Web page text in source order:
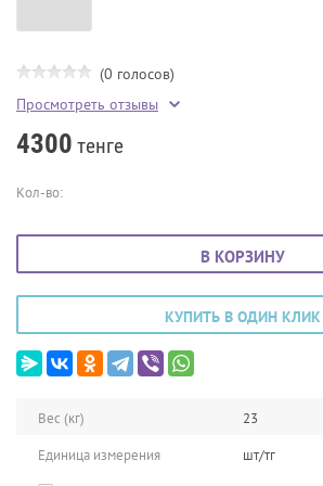
(0 голосов)
Просмотреть отзывы
4300 тенге
Кол-во:
В КОРЗИНУ
КУПИТЬ В ОДИН КЛИК
Вес (кг)
23
Единица измерения
шт/тг